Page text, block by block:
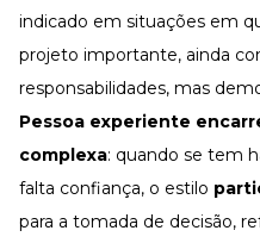
indicado em situações em
projeto importante, ainda
responsabilidades, mas
Pessoa experiente
complexa: quando se tem
falta confiança, o estilo
para a tomada de decisão,